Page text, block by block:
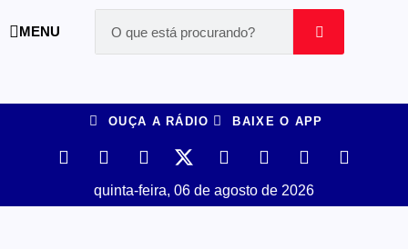
MENU
OUÇA A RÁDIO BAIXE O APP
quinta-feira, 06 de agosto de 2026